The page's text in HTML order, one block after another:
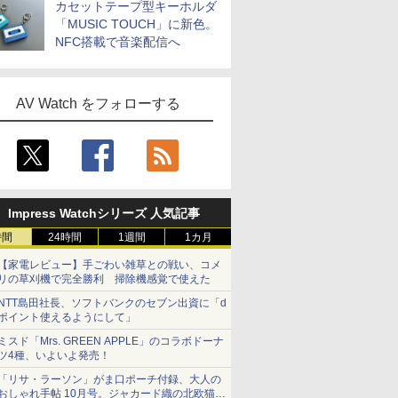
カセットテープ型キーホルダ
「MUSIC TOUCH」に新色。
NFC搭載で音楽配信へ
AV Watch をフォローする
Impress Watchシリーズ 人気記事
24時間 1週間 1カ月
家電レビュー】手ごわい雑草との戦い、コメ
の草刈機で完全勝利 掃除機感覚で使えた
島田社長、ソフトバンクのセブン出資に「d
イント使えるようにして」
スド「Mrs. GREEN APPLE」のコラボドーナ
4種、いよいよ発売！
リサ・ラーソン」がま口ポーチ付録、大人の
しゃれ手帖 10月号。ジャカード織の北欧猫デ